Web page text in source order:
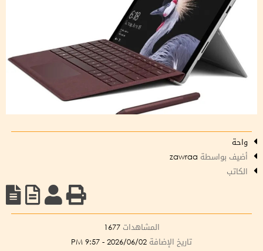
واحة
أضيف بواسطة
الكاتب
المشاهدات 1677
تاريخ الإضافة 2026/06/02 - 9:57 PM